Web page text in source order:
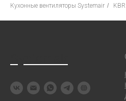
Кухонные вентиляторы Systemair /